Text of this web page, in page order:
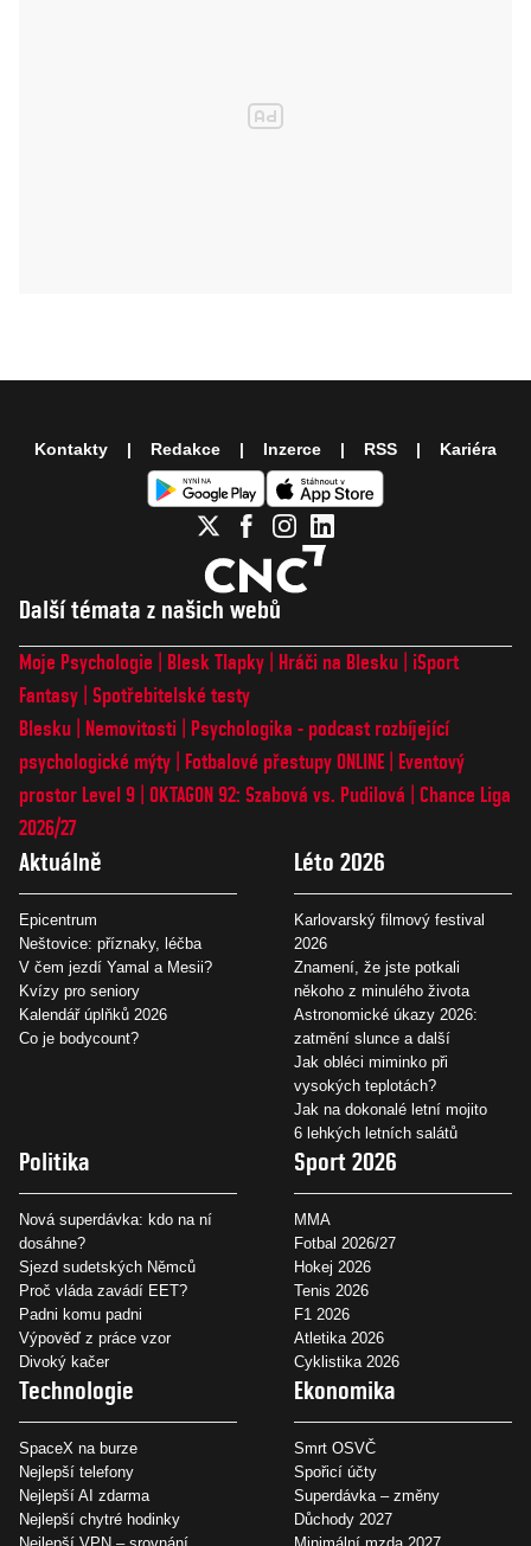
Další témata z našich webů
Moje Psychologie Blesk Tlapky Hráči na Blesku
iSport
Fantasy Spotřebitelské testy
Blesku
Nemovitosti
Psychologika - podcast rozbíjející
psychologické mýty
Fotbalové přestupy ONLINE
Eventový
prostor Level 9 OKTAGON 92: Szabová vs. Pudilová
Chance Liga
2026/27
Aktuálně
Epicentrum
Neštovice: příznaky, léčba
V čem jezdí Yamal a Mesii?
Kvízy pro seniory
Kalendář úplňků 2026
Co je bodycount?
Léto 2026
Karlovarský filmový festival
2026
Znamení, že jste potkali
někoho z minulého života
Astronomické úkazy 2026:
zatmění slunce a další
Jak obléci miminko při
vysokých teplotách?
Jak na dokonalé letní mojito
6 lehkých letních salátů
Politika
Nová superdávka: kdo na ní
dosáhne?
Sjezd sudetských Němců
Proč vláda zavádí EET?
Padni komu padni
Výpověď z práce vzor
Divoký kačer
Sport 2026
MMA
Fotbal 2026/27
Hokej 2026
Tenis 2026
F1 2026
Atletika 2026
Cyklistika 2026
Technologie
SpaceX na burze
Nejlepší telefony
Nejlepší AI zdarma
Nejlepší chytré hodinky
Ekonomika
Smrt OSVČ
Spořicí účty
Superdávka – změny
Důchody 2027
Kontakty Redakce Inzerce RSS Kariéra